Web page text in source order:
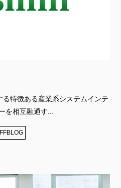
特徴ある産業系システムインテ
を相互融通す...